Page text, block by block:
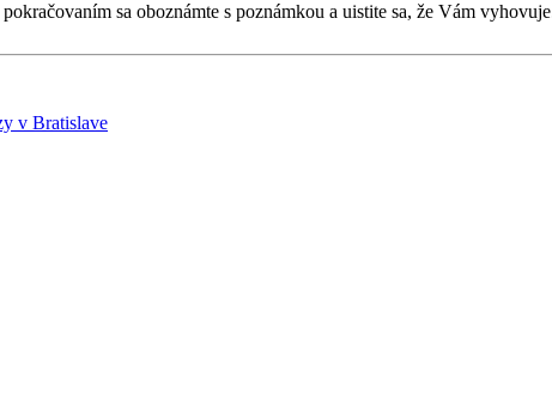
sa oboznámte s poznámkou a uistite sa, že Vám